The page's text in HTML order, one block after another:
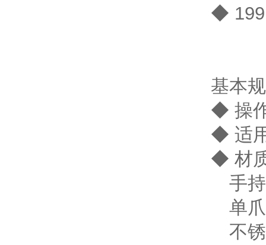
◆
基本
◆ 操
◆ 适
◆ 材
手持
单爪
不锈